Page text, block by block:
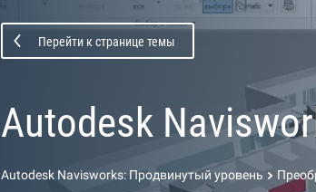
Перейти к странице темы
Autodesk
Autodesk Navisworks: Продвинутый уровень